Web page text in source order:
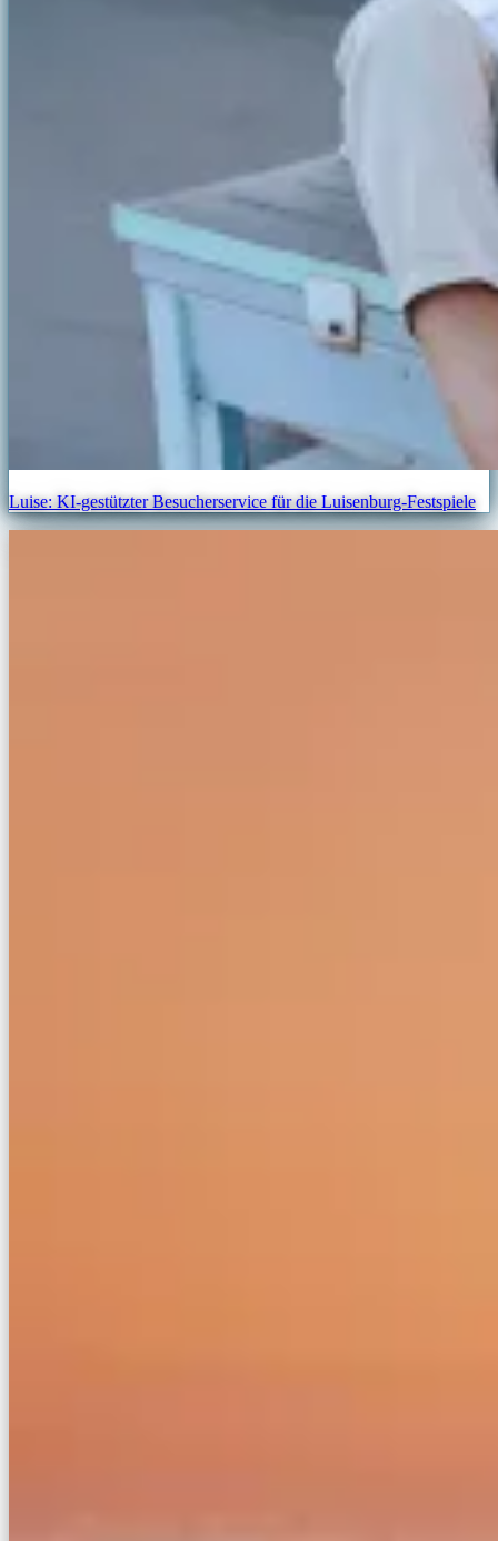
Luise: KI-gestützter Besucherservice für die Luisenburg-Festspiele